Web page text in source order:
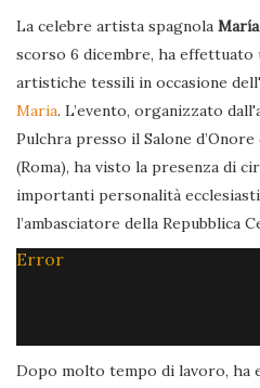
La celebre artista spagnola
scorso 6 dicembre, ha effettuato
artistiche tessili in occasione
Maria. L’evento, organizzato
Pulchra presso il Salone
(Roma), ha visto la presenza di
importanti personalità
l’ambasciatore della Repubblica
Error
Dopo molto tempo di lavoro, ha